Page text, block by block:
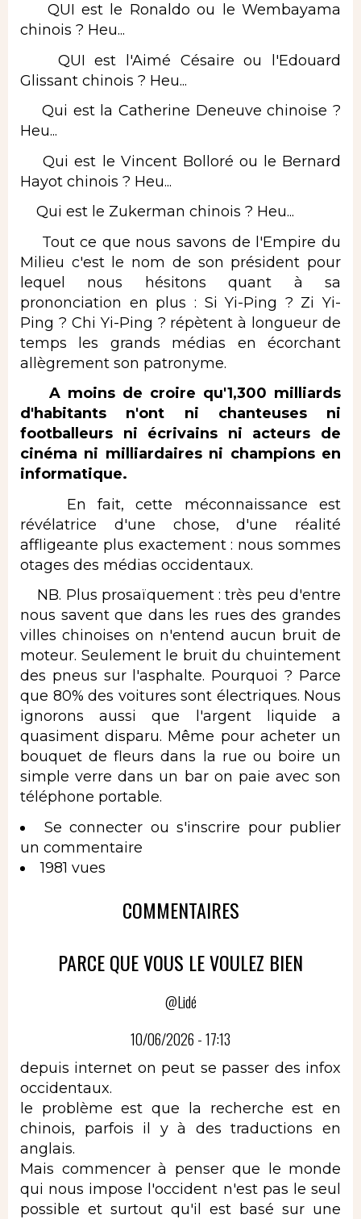
QUI est le Ronaldo ou le Wembayama
chinois ? Heu...
QUI est l'Aimé Césaire ou l'Edouard
Glissant chinois ? Heu...
Qui est la Catherine Deneuve chinoise ?
Heu...
Qui est le Vincent Bolloré ou le Bernard
Hayot chinois ? Heu...
Qui est le Zukerman chinois ? Heu...
Tout ce que nous savons de l'Empire du
Milieu c'est le nom de son président pour
lequel nous hésitons quant à sa
prononciation en plus : Si Yi-Ping ? Zi Yi-
Ping ? Chi Yi-Ping ? répètent à longueur de
temps les grands médias en écorchant
allègrement son patronyme.
A moins de croire qu'1,300 milliards
d'habitants n'ont ni chanteuses ni
footballeurs ni écrivains ni acteurs de
cinéma ni milliardaires ni champions en
informatique.
En fait, cette méconnaissance est
révélatrice d'une chose, d'une réalité
affligeante plus exactement : nous sommes
otages des médias occidentaux.
NB. Plus prosaïquement : très peu d'entre
nous savent que dans les rues des grandes
villes chinoises on n'entend aucun bruit de
moteur. Seulement le bruit du chuintement
des pneus sur l'asphalte. Pourquoi ? Parce
que 80% des voitures sont électriques. Nous
ignorons aussi que l'argent liquide a
quasiment disparu. Même pour acheter un
bouquet de fleurs dans la rue ou boire un
simple verre dans un bar on paie avec son
téléphone portable.
Se connecter ou s'inscrire pour publier
un commentaire
1981 vues
COMMENTAIRES
PARCE QUE VOUS LE VOULEZ BIEN
@Lidé
10/06/2026 - 17:13
depuis internet on peut se passer des infox
occidentaux.
le problème est que la recherche est en
chinois, parfois il y à des traductions en
anglais.
Mais commencer à penser que le monde
qui nous impose l'occident n'est pas le seul
possible et surtout qu'il est basé sur une